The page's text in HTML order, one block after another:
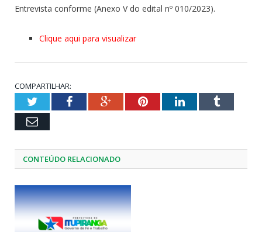
Entrevista conforme (Anexo V do edital nº 010/2023).
Clique aqui para visualizar
COMPARTILHAR:
TwitterFacebookGoogle+PinterestLinkedInTumblr
Email
CONTEÚDO RELACIONADO